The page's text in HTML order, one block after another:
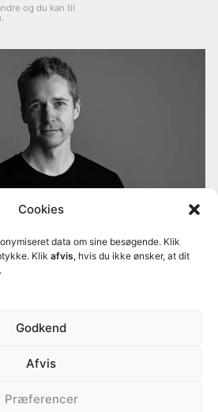
Cookies
data om sine besøgende. Klik
Klik afvis, hvis du ikke ønsker, at dit
Godkend
Afvis
Præferencer
og du kan til
og lektor på
Ervervsakademi
idé til digital prototype, der er
landets kreative uddannelser.